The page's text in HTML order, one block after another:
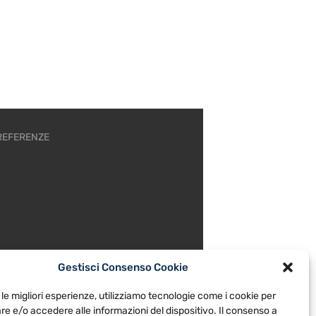
Gestisci Consenso Cookie
migliori esperienze, utilizziamo tecnologie come i cookie per
e/o accedere alle informazioni del dispositivo. Il consenso a